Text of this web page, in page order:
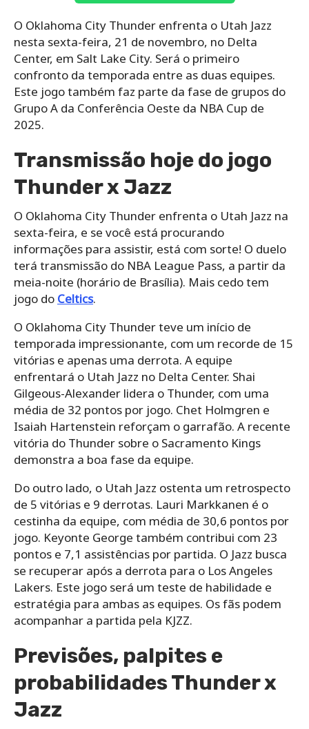
O Oklahoma City Thunder enfrenta o Utah Jazz
nesta sexta-feira, 21 de novembro, no Delta
Center, em Salt Lake City. Será o primeiro
confronto da temporada entre as duas equipes.
Este jogo também faz parte da fase de grupos do
Grupo A da Conferência Oeste da NBA Cup de
2025.
Transmissão hoje do jogo
Thunder x Jazz
O Oklahoma City Thunder enfrenta o Utah Jazz na
sexta-feira, e se você está procurando
informações para assistir, está com sorte! O duelo
terá transmissão do NBA League Pass, a partir da
meia-noite (horário de Brasília). Mais cedo tem
jogo do Celtics.
O Oklahoma City Thunder teve um início de
temporada impressionante, com um recorde de 15
vitórias e apenas uma derrota. A equipe
enfrentará o Utah Jazz no Delta Center. Shai
Gilgeous-Alexander lidera o Thunder, com uma
média de 32 pontos por jogo. Chet Holmgren e
Isaiah Hartenstein reforçam o garrafão. A recente
vitória do Thunder sobre o Sacramento Kings
demonstra a boa fase da equipe.
Do outro lado, o Utah Jazz ostenta um retrospecto
de 5 vitórias e 9 derrotas. Lauri Markkanen é o
cestinha da equipe, com média de 30,6 pontos por
jogo. Keyonte George também contribui com 23
pontos e 7,1 assistências por partida. O Jazz busca
se recuperar após a derrota para o Los Angeles
Lakers. Este jogo será um teste de habilidade e
estratégia para ambas as equipes. Os fãs podem
acompanhar a partida pela KJZZ.
Previsões, palpites e
probabilidades Thunder x
Jazz